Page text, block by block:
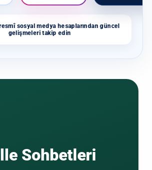
resmî sosyal medya hesaplarından güncel
gelişmeleri takip edin
Sohbetleri